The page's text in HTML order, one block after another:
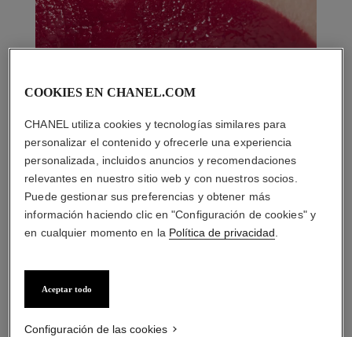
LA COMBINACIÓN PERFECTA
COOKIES EN CHANEL.COM
CHANEL utiliza cookies y tecnologías similares para
personalizar el contenido y ofrecerle una experiencia
personalizada, incluidos anuncios y recomendaciones
relevantes en nuestro sitio web y con nuestros socios.
Puede gestionar sus preferencias y obtener más
información haciendo clic en "Configuración de cookies" y
en cualquier momento en la Política de privacidad
Aceptar todo
Configuración de las cookies